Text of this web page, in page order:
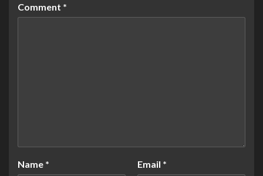
Comment *
Name * Email *